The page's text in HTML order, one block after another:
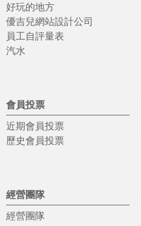
好玩的地方
優吉兒網站設計公司
員工自評量表
汽水
會員投票
近期會員投票
歷史會員投票
經營團隊
經營團隊